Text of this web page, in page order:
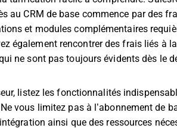
au CRM de base commence par des
et modules complémentaires
également rencontrer des frais liés à
ne sont pas toujours évidents dès le
listez les fonctionnalités
vous limitez pas à l’abonnement de
ainsi que des ressources